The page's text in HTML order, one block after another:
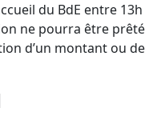
du BdE entre 13h
ne pourra être prêté
d’un montant ou de